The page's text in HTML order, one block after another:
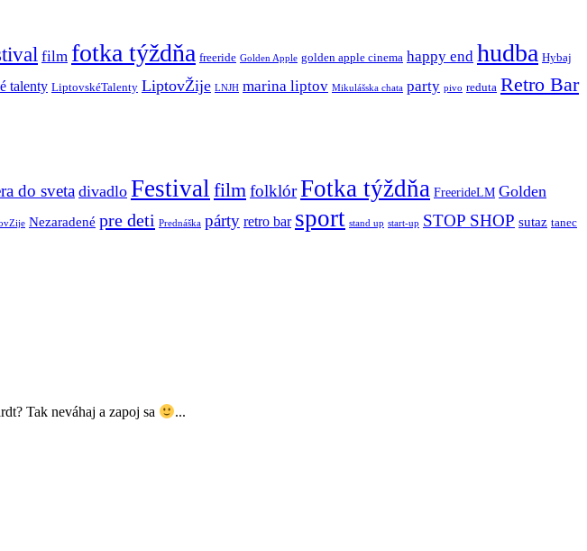
film fotka týždňa freeride Golden Apple golden apple cinema happy end hudba Hybaj
talenty LiptovskéTalenty LiptovŽije LNJH marina liptov Mikulášska chata party pivo reduta Retro Bar
do sveta divadlo Festival filmfolklórFotka týždňa FreerideLM Golden
Nezaradené pre deti Prednáška párty retro bar sport stand up start-up STOP SHOP sutaz tanec
Tak neváhaj a zapoj sa
...